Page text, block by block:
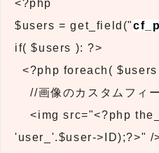
<?php
$users = get_field("
if( $users ): ?>
<?php foreach(
//画像のカスタムフィ
<img src="<?php
'user_'.$user->ID);?>" /